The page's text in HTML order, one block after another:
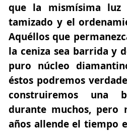
que la mismísima
tamizado y el
Aquéllos que
la ceniza sea barrida y
puro núcleo
éstos podremos
construiremos una
durante muchos, pero
años allende el tiempo